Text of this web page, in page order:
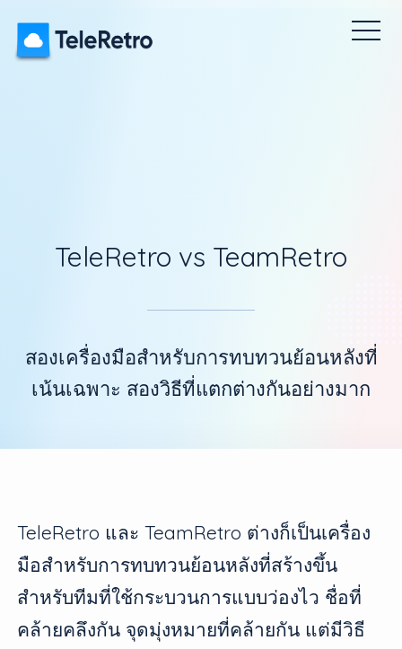
แดชบอร์ด
TeleRetro vs TeamRetro
สองเครื่องมือสำหรับการทบทวนย้อนหลังที่
เน้นเฉพาะ สองวิธีที่แตกต่างกันอย่างมาก
TeleRetro และ TeamRetro ต่างก็เป็นเครื่อง
มือสำหรับการทบทวนย้อนหลังที่สร้างขึ้น
สำหรับทีมที่ใช้กระบวนการแบบว่องไว ชื่อที่
คล้ายคลึงกัน จุดมุ่งหมายที่คล้ายกัน แต่มีวิธี